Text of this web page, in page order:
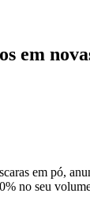
em
em pó,
no seu